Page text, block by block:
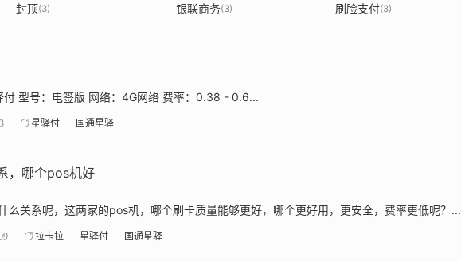
封顶(3) 银联商务(3) 刷脸支付(3)
付 型号：电签版 网络：4G网络 费率：0.38 - 0.6...
星驿付 国通星驿
，哪个pos机好
么关系呢，这两家的pos机，哪个刷卡质量能够更好，哪个更好用，更安全，费率更低呢？...
拉卡拉 星驿付 国通星驿